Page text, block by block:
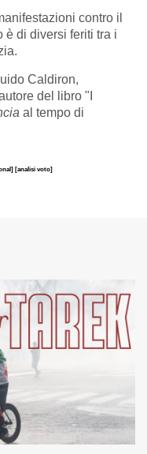
contro il
è di diversi feriti tra i
Caldiron,
del libro "
al tempo di
[analisi voto]